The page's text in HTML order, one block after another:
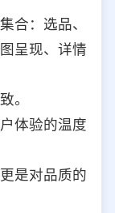
合：选品、
呈现、详情
。
体验的温度
是对品质的